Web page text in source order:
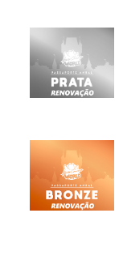
INFO
INFO